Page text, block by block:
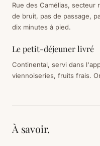
Rue des Camélias, secteur
de bruit, pas de passage,
dix minutes à pied.
Le petit-déjeuner livré
Continental, servi dans
viennoiseries, fruits frais.
À savoir.